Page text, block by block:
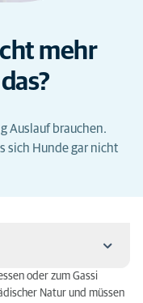
mehr
Auslauf brauchen.
sich Hunde gar nicht
oder zum Gassi
Natur und müssen